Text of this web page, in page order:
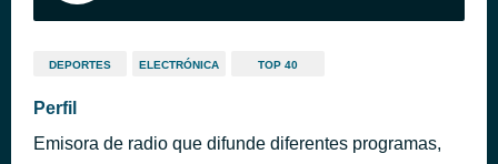
DEPORTES ELECTRÓNICA TOP 40
Perfil
Emisora de radio que difunde diferentes programas,